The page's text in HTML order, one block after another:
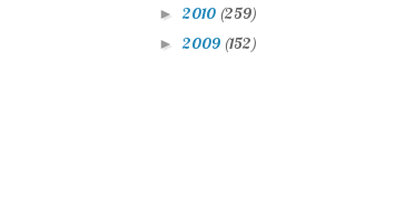
► 2010 (259)
► 2009 (152)